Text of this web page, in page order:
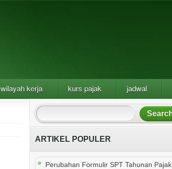
wilayah kerja kurs pajak jadwal
ARTIKEL POPULER
Perubahan Formulir SPT Tahunan Pajak